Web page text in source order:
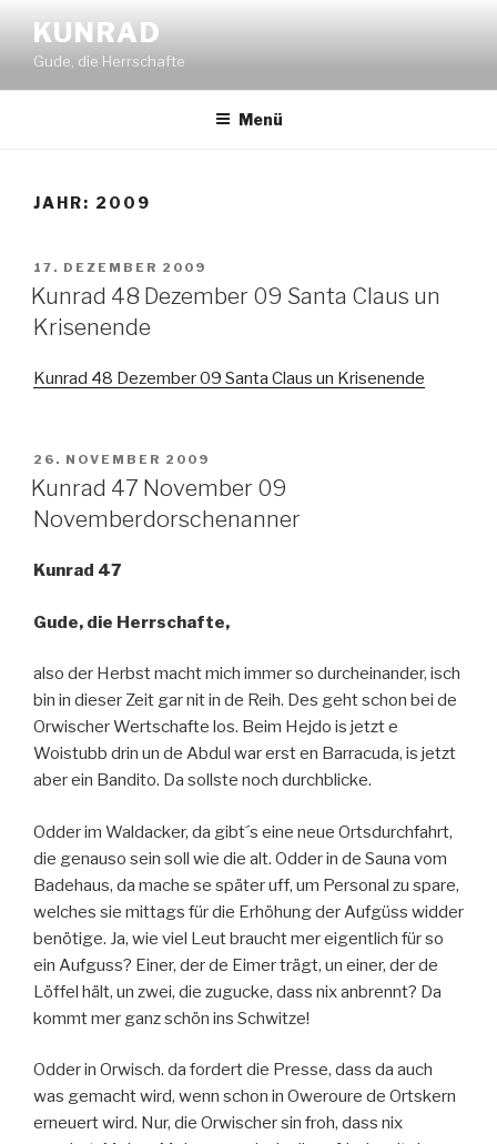
Inhalt
springen
KUNRAD
Gude, die Herrschafte
Menü
JAHR: 2009
VERÖFFENTLICHT
AM
17. DEZEMBER 2009
Kunrad 48 Dezember 09 Santa Claus un
Krisenende
Kunrad 48 Dezember 09 Santa Claus un Krisenende
VERÖFFENTLICHT
AM
26. NOVEMBER 2009
Kunrad 47 November 09
Novemberdorschenanner
Kunrad 47
Gude, die Herrschafte,
also der Herbst macht mich immer so durcheinander, isch
bin in dieser Zeit gar nit in de Reih. Des geht schon bei de
Orwischer Wertschafte los. Beim Hejdo is jetzt e
Woistubb drin un de Abdul war erst en Barracuda, is jetzt
aber ein Bandito. Da sollste noch durchblicke.
Odder im Waldacker, da gibt´s eine neue Ortsdurchfahrt,
die genauso sein soll wie die alt. Odder in de Sauna vom
Badehaus, da mache se später uff, um Personal zu spare,
welches sie mittags für die Erhöhung der Aufgüss widder
benötige. Ja, wie viel Leut braucht mer eigentlich für so
ein Aufguss? Einer, der de Eimer trägt, un einer, der de
Löffel hält, un zwei, die zugucke, dass nix anbrennt? Da
kommt mer ganz schön ins Schwitze!
Odder in Orwisch. da fordert die Presse, dass da auch
was gemacht wird, wenn schon in Oweroure de Ortskern
erneuert wird. Nur, die Orwischer sin froh, dass nix